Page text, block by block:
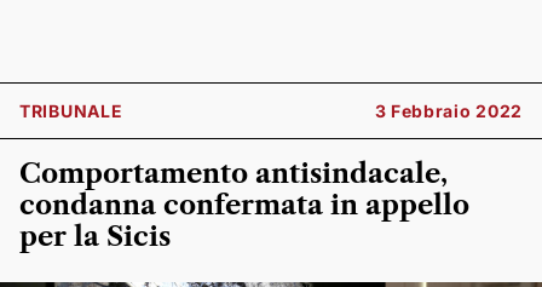
TRIBUNALE 3 Febbraio 2022
Comportamento antisindacale,
condanna confermata in appello
per la Sicis